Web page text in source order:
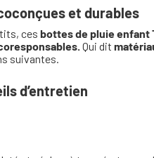
et durables
ces bottes de pluie enfant
Qui dit
suivantes.
d’entretien